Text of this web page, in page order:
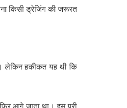
किसी ड्रेजिंग की जरूरत
लेकिन हकीकत यह थी कि